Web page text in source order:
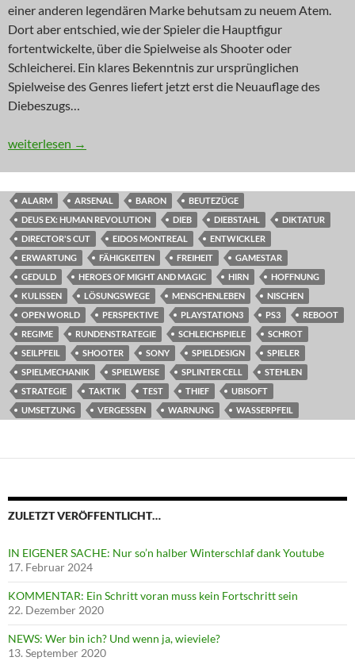
einer anderen legendären Marke behutsam zu neuem Atem.
Dort aber entschied, wie der Spieler die Hauptfigur
fortentwickelte, über die Spielweise als Shooter oder
Schleicherei. Ein klares Bekenntnis zur ursprünglichen
Spielweise des Genres liefert jetzt erst die Neuauflage des
Diebeszugs…
NEWS: Der Erbschleicher
weiterlesen →
ALARM ARSENAL BARON
BEUTEZÜGE
DEUS EX: HUMAN REVOLUTION
DIEB DIEBSTAHL
DIKTATUR
DIRECTOR'S CUT
EIDOS MONTREAL
ENTWICKLER
ERWARTUNG
FÄHIGKEITEN FREIHEIT
GAMESTAR
GEDULD
HEROES OF MIGHT AND MAGIC HIRN
HOFFNUNG
KULISSEN
LÖSUNGSWEGE MENSCHENLEBEN
NISCHEN
OPEN WORLD
PERSPEKTIVE PLAYSTATION3 PS3
REBOOT
REGIME
RUNDENSTRATEGIE SCHLEICHSPIELE
SCHROT
SEILPFEIL
SHOOTER SONY SPIELDESIGN
SPIELER
SPIELMECHANIK
SPIELWEISE SPLINTER CELL
STEHLEN
STRATEGIE
TAKTIK TEST THIEF
UBISOFT
UMSETZUNG
VERGESSEN WARNUNG WASSERPFEIL
ZULETZT VERÖFFENTLICHT…
IN EIGENER SACHE: Nur so’n halber Winterschlaf dank Youtube
17. Februar 2024
KOMMENTAR: Ein Schritt voran muss kein Fortschritt sein
22. Dezember 2020
NEWS: Wer bin ich? Und wenn ja, wieviele?
13. September 2020